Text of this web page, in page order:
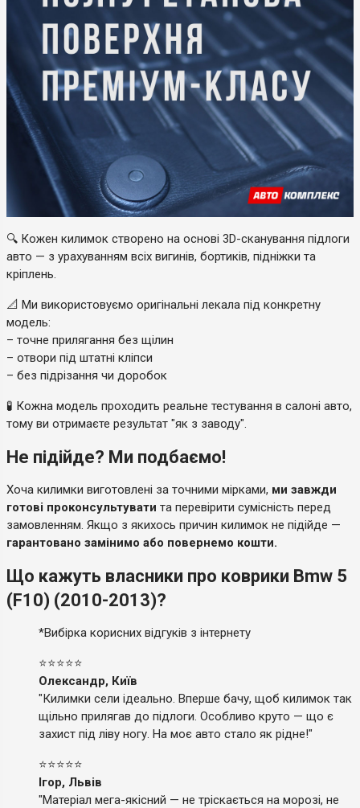
🔍 Кожен килимок створено на основі 3D-сканування підлоги
авто — з урахуванням всіх вигинів, бортиків, підніжки та
кріплень.
📐 Ми використовуємо оригінальні лекала під конкретну
модель:
– точне прилягання без щілин
– отвори під штатні кліпси
– без підрізання чи доробок
🧪 Кожна модель проходить реальне тестування в салоні авто,
тому ви отримаєте результат "як з заводу".
Не підійде? Ми подбаємо!
Хоча килимки виготовлені за точними мірками, ми завжди
готові проконсультувати та перевірити сумісність перед
замовленням. Якщо з якихось причин килимок не підійде —
гарантовано замінимо або повернемо кошти.
Що кажуть власники про коврики Bmw 5
(F10) (2010-2013)?
*Вибірка корисних відгуків з інтернету
⭐⭐⭐⭐⭐
Олександр, Київ
"Килимки сели ідеально. Вперше бачу, щоб килимок так
щільно прилягав до підлоги. Особливо круто — що є
захист під ліву ногу. На моє авто стало як рідне!"
⭐⭐⭐⭐⭐
Ігор, Львів
"Матеріал мега-якісний — не тріскається на морозі, не